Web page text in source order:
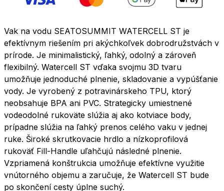
Vak na vodu SEATOSUMMIT WATERCELL ST je
efektívnym riešením pri akýchkoľvek dobrodružstvách v
prírode. Je minimalistický, ľahký, odolný a zároveň
flexibilný. Watercell ST vďaka svojmu 3D tvaru
umožňuje jednoduché plnenie, skladovanie a vypúšťanie
vody. Je vyrobený z potravinárskeho TPU, ktorý
neobsahuje BPA ani PVC. Strategicky umiestnené
vodeodolné rukoväte slúžia aj ako kotviace body,
prípadne slúžia na ľahký prenos celého vaku v jednej
ruke. Široké skrutkovacie hrdlo a nízkoprofilová
rukoväť Fill-Handle uľahčujú následné plnenie.
Vzpriamená konštrukcia umožňuje efektívne využitie
vnútorného objemu a zaručuje, že Watercell ST bude
po skončení cesty úplne suchý.